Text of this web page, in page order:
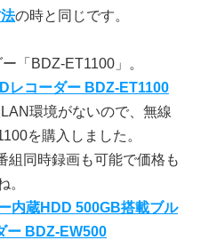
の時と同じです。
「BDZ-ET1100」。
レコーダー BDZ-ET1100
環境がないので、無線
を購入しました。
組同時録画も可能で価格も
。
内蔵HDD 500GB搭載ブル
ー BDZ-EW500